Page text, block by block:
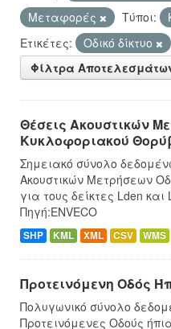
Μεταφορές
Τύποι:
Ετικέτες:
Οδικό δίκτυο
Φίλτρα
Θέσεις Ακουστικών
Κυκλοφοριακού
Σημειακό σύνολο
Ακουστικών Μετρήσεων
για τους δείκτες Lden
Πηγή:ENVECO
SHP KML XML CSV WMS
Προτεινόμενη Οδός
Πολυγωνικό σύνολο
Προτεινόμενες Οδούς